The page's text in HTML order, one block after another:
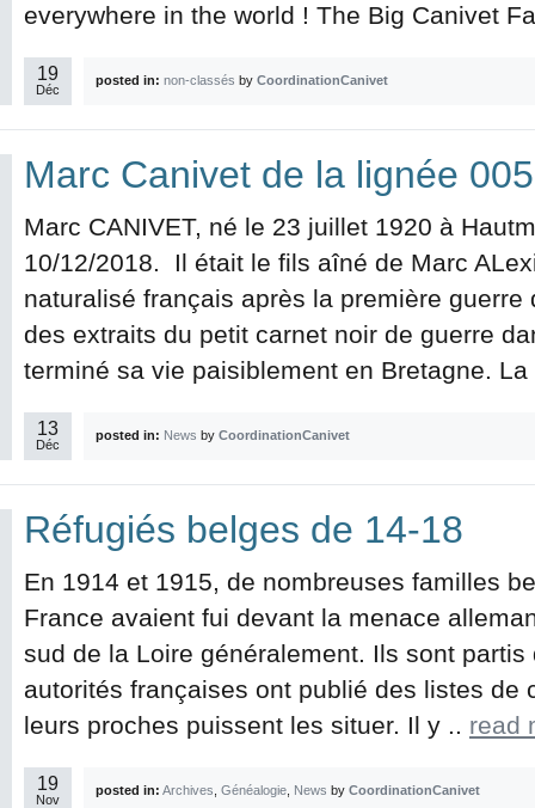
everywhere in the world ! The Big Canivet
19
Déc
posted in: non-classés by CoordinationCanivet
Marc Canivet de la lignée 005
Marc CANIVET, né le 23 juillet 1920 à
10/12/2018. Il était le fils aîné de Marc
naturalisé français après la première
des extraits du petit carnet noir de guerre
terminé sa vie paisiblement en Bretagne.
13
Déc
posted in: News by CoordinationCanivet
Réfugiés belges de 14-18
En 1914 et 1915, de nombreuses familles
France avaient fui devant la menace
sud de la Loire généralement. Ils sont
autorités françaises ont publié des listes de
leurs proches puissent les situer. Il y .. read
19
Nov
posted in: Archives Généalogie News by CoordinationCanivet